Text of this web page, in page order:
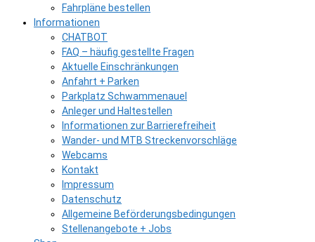
Fahrpläne bestellen
Informationen
CHATBOT
FAQ – häufig gestellte Fragen
Aktuelle Einschränkungen
Anfahrt + Parken
Parkplatz Schwammenauel
Anleger und Haltestellen
Informationen zur Barrierefreiheit
Wander- und MTB Streckenvorschläge
Webcams
Kontakt
Impressum
Datenschutz
Allgemeine Beförderungsbedingungen
Stellenangebote + Jobs